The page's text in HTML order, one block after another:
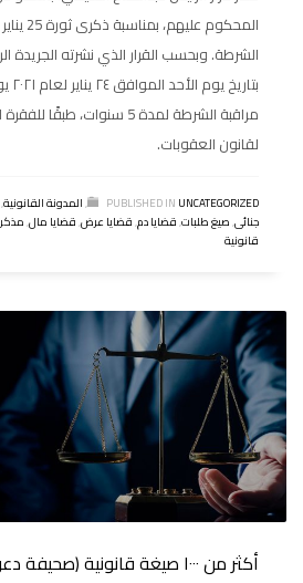
الشرطة. وبحسب القرار الذي نشرته الجريدة
لقانون العقوبات.
PUBLISHED IN UNCATEGORIZED
,المدونة القانونية,
جنائى,صيغ طلبات,قضايا دم,قضايا عرض,قضايا مال,
قانونية
أكثر من ١٠٠٠ صيغة قانونية